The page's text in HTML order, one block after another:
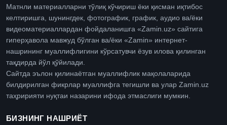
Матнли материалларни тўлиқ кўчириш ёки қисман иқтибос
келтиришга, шунингдек, фотографик, график, аудио ва/ёки
видеоматериаллардан фойдаланишга «Zamin.uz» сайтига
гиперҳавола мавжуд бўлган ва/ёки «Zamin» интернет-
нашрининг муаллифлигини кўрсатувчи ёзув илова қилинган
тақдирда йўл қўйилади.
Сайтда эълон қилинаётган муаллифлик мақолаларида
билдирилган фикрлар муаллифга тегишли ва улар Zamin.uz
таҳририяти нуқтаи назарини ифода этмаслиги мумкин.
БИЗНИНГ НАШРИЁТ